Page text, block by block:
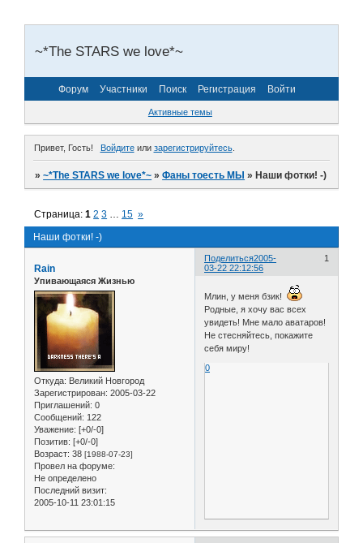
~*The STARS we love*~
Форум Участники Поиск Регистрация Войти
Активные темы
Привет, Гость! Войдитеили зарегистрируйтесь.
»~*The STARS we love*~ »Фаны тоесть МЫ »Наши фотки! -)
Наши фотки! -)
Страница:1 2 3 … 15 »
Поделиться 1
2005-
03-22 22:12:56
Rain
Упивающаяся Жизнью
Откуда: Великий Новгород
Зарегистрирован: 2005-03-22
Приглашений: 0
Сообщений: 122
Уважение: [+0/-0]
Позитив: [+0/-0]
Возраст: 38 [1988-07-23]
Провел на форуме:
Не определено
Последний визит:
2005-10-11 23:01:15
Млин, у меня бзик!
Родные, я хочу вас всех
увидеть! Мне мало аватаров!
Не стесняйтесь, покажите
себя миру!
0